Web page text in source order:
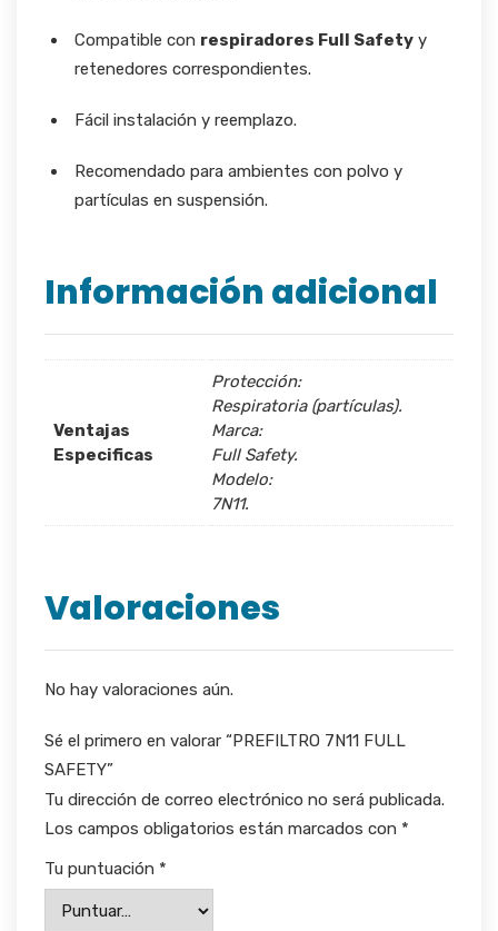
Compatible con respiradores Full Safety y
retenedores correspondientes.
Fácil instalación y reemplazo.
Recomendado para ambientes con polvo y
partículas en suspensión.
Información adicional
Ventajas
Especificas
Protección:
Respiratoria (partículas).
Marca:
Full Safety.
Modelo:
7N11.
Valoraciones
No hay valoraciones aún.
Sé el primero en valorar “PREFILTRO 7N11 FULL
SAFETY”
Tu dirección de correo electrónico no será publicada.
Los campos obligatorios están marcados con *
Tu puntuación *